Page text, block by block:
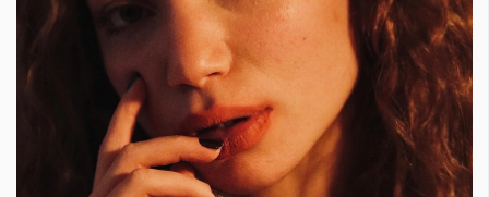
Мода
Изкуство
За нас
Реклама
Политика за
поверителност
ModerenDom